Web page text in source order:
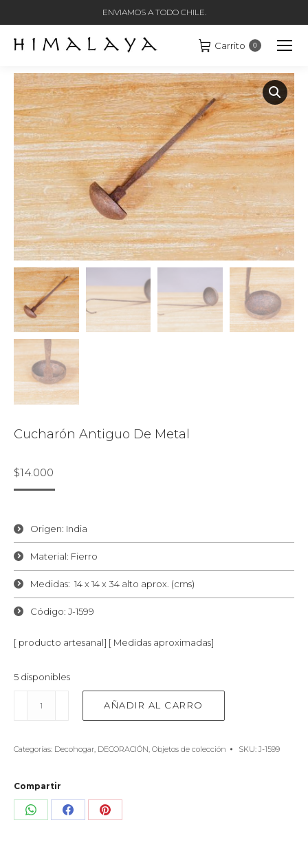
ENVIAMOS A TODO CHILE.
Carrito 0
Cucharón Antiguo De Metal
$14.000
Origen: India
Material: Fierro
Medidas: 14 x 14 x 34 alto aprox. (cms)
Código: J-1599
[ producto artesanal] [ Medidas aproximadas]
5 disponibles
Antiguo
cantidad
AÑADIR AL CARRO
Categorías: Decohogar, DECORACIÓN, Objetos de colección SKU: J-1599
Compartir
Share Share Share